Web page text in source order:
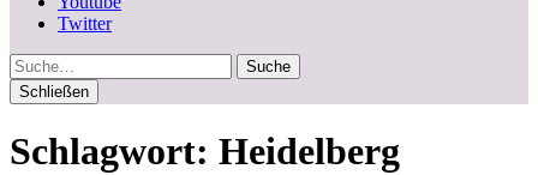
Twitter
Suche
Schließen
Schlagwort: Heidelberg